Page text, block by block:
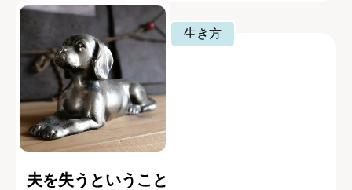
生き方
夫を失うということ